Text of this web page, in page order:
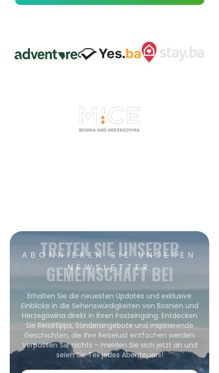
ABONNIEREN SIE UNSEREN
NEWSLETTER
TRETEN SIE UNSERER
GEMEINSCHAFT BEI
Erhalten Sie die neuesten Updates und exklusive
Einblicke in die Sehenswürdigkeiten von Bosnien und
Herzegowina direkt in Ihren Posteingang. Entdecken
Sie Reisetipps, Sonderangebote und inspirierende
Geschichten, die Ihre Reiselust entfachen werden.
Verpassen Sie nichts – melden Sie sich jetzt an und
seien Sie Teil jedes Abenteuers!